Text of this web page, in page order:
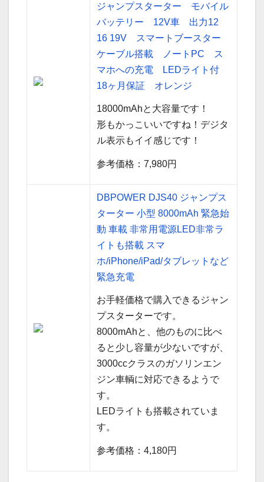
ジャンプスターター モバイル
バッテリー 12V車 出力12
16 19V スマートブースター
ケーブル搭載 ノートPC ス
マホへの充電 LEDライト付
18ヶ月保証 オレンジ
18000mAhと大容量です！
形もかっこいいですね！デジタ
ル表示もイイ感じです！
参考価格：7,980円
DBPOWER DJS40 ジャンプス
ターター 小型 8000mAh 緊急始
動 車載 非常用電源LED非常ラ
イトも搭載 スマ
ホ/iPhone/iPad/タブレットなど
緊急充電
お手軽価格で購入できるジャン
プスターターです。
8000mAhと、他のものに比べ
ると少し容量が少ないですが、
3000ccクラスのガソリンエン
ジン車輌に対応できるようで
す。
LEDライトも搭載されていま
す。
参考価格：4,180円